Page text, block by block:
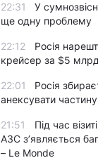
22:31
У
ще одну проблему
22:12
Росія
крейсер за $5
22:01
Росія
анексувати
21:51
Під час
АЗС з’являється
– Le Monde